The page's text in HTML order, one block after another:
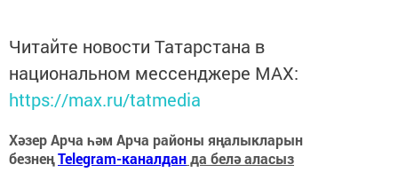
Читайте новости Татарстана в
национальном мессенджере MАХ:
https://max.ru/tatmedia
Хәзер Арча һәм Арча районы яңалыкларын
безнеңTelegram-каналданда белә аласыз